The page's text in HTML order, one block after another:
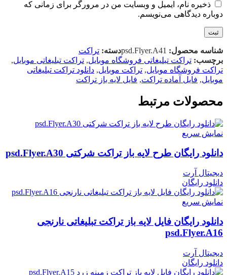
ذخیره نام، ایمیل و وبسایت من در مرورگر برای زمانی که
دوباره دیدگاهی می‌نویسم.
شناسه محصول: psd.Flyer.A41دسته: تراکت
برچسب: تراکت تبلیغاتی فروشگاه موبایل, تراکت تبلیغاتی موبایل,
تراکت فروشگاه موبایل, تراکت موبایل, دانلود تراکت تبلیغاتی
موبایل, فایل آماده تراکت, فایل لایه باز تراکت
محصولات مرتبط
نمایش سریع
دانلود رایگان طرح لايه باز تراکت شرکتی psd.Flyer.A30
دیجیتال آرت
دانلود رایگان
نمایش سریع
دانلود رایگان فایل لایه باز تراکت تبلیغاتی نارنجی
psd.Flyer.A16
دیجیتال آرت
دانلود رایگان